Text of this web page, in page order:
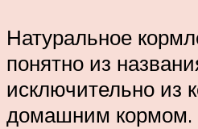
Натуральное
понятно из
исключительно из
домашним кормом.